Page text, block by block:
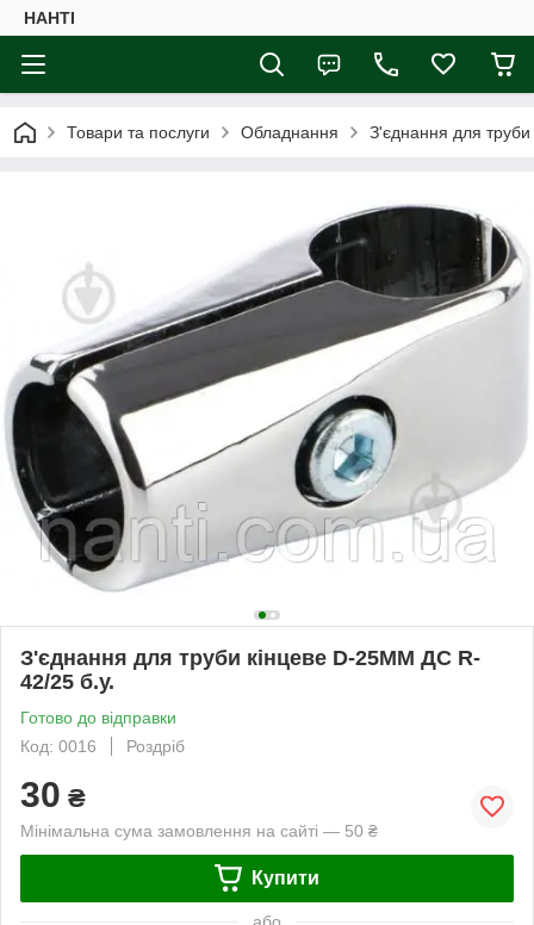
НАНTI
Товари та послуги Обладнання З'єднання для
З'єднання для труби кінцеве D-25ММ ДС R-
42/25 б.у.
Готово до відправки
Код: 0016
Роздріб
30 ₴
Мінімальна сума замовлення на сайті — 50 ₴
Купити
або